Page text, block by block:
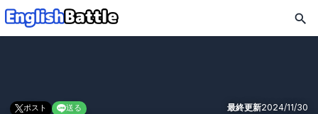
ポスト 送る 最終更新2024/11/30